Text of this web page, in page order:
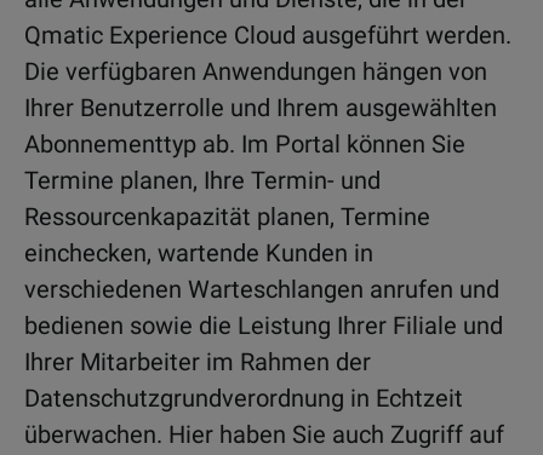
Qmatic Experience Cloud ausgeführt werden.
Die verfügbaren Anwendungen hängen von
Ihrer Benutzerrolle und Ihrem ausgewählten
Abonnementtyp ab. Im Portal können Sie
Termine planen, Ihre Termin- und
Ressourcenkapazität planen, Termine
einchecken, wartende Kunden in
verschiedenen Warteschlangen anrufen und
bedienen sowie die Leistung Ihrer Filiale und
Ihrer Mitarbeiter im Rahmen der
Datenschutzgrundverordnung in Echtzeit
überwachen. Hier haben Sie auch Zugriff auf